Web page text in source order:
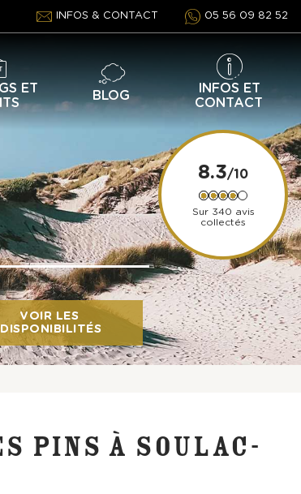
INFOS & CONTACT 05 56 09 82 52
ET
BLOG
INFOS ET
CONTACT
PINS À SOULAC-
8.3
Sur 340 avis
collectés